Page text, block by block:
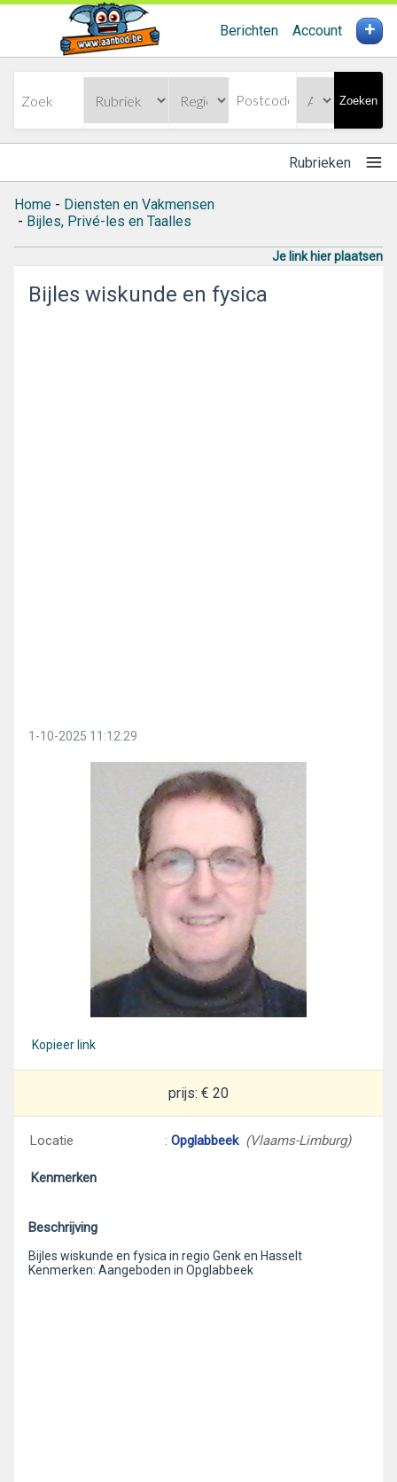
Berichten Account +
Zoeken
Rubrieken
Home - Diensten en Vakmensen
- Bijles, Privé-les en Taalles
Je link hier plaatsen
Bijles wiskunde en fysica
1-10-2025 11:12:29
Kopieer link
prijs: € 20
Locatie : Opglabbeek (Vlaams-Limburg)
Kenmerken
Beschrijving
Bijles wiskunde en fysica in regio Genk en Hasselt
Kenmerken: Aangeboden in Opglabbeek